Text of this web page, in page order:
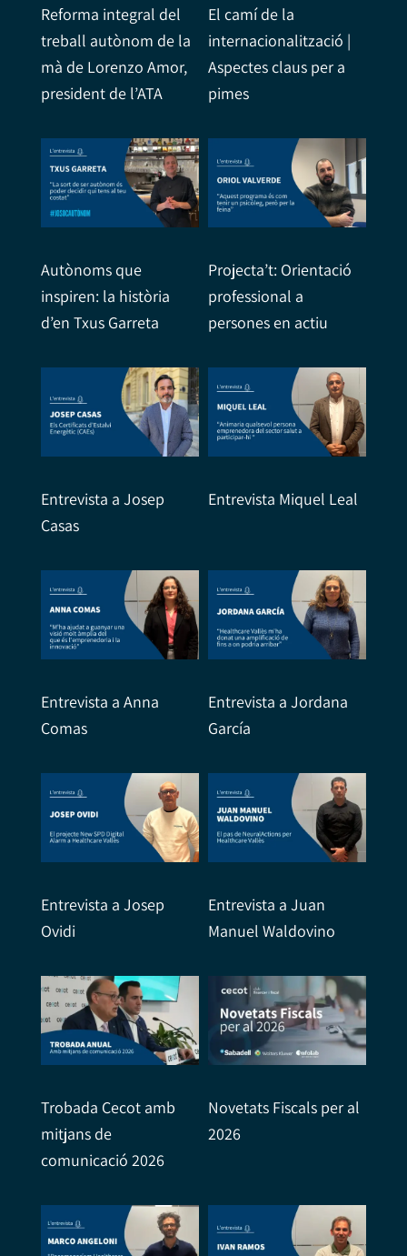
Reforma integral del
treball autònom de la
mà de Lorenzo Amor,
president de l’ATA
El camí de la
internacionalització |
Aspectes claus per a
pimes
Autònoms que
inspiren: la història
d’en Txus Garreta
Projecta’t: Orientació
professional a
persones en actiu
Entrevista a Josep
Casas
Entrevista Miquel Leal
Entrevista a Anna
Comas
Entrevista a Jordana
García
Entrevista a Josep
Ovidi
Entrevista a Juan
Manuel Waldovino
Trobada Cecot amb
mitjans de
comunicació 2026
Novetats Fiscals per al
2026